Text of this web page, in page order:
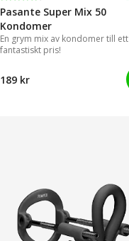
Pasante Super Mix 50
Kondomer
En grym mix av kondomer till ett
fantastiskt pris!
189 kr